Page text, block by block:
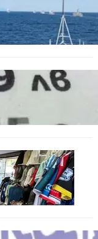
флот
Търговците
близо 650 000
и „Златни